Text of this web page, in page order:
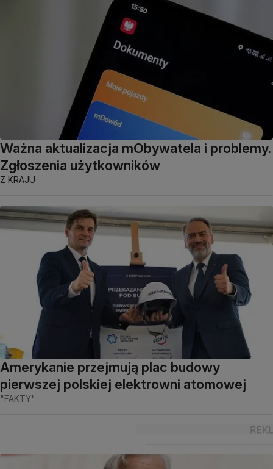
Ważna aktualizacja mObywatela i problemy.
Zgłoszenia użytkowników
Z KRAJU
Amerykanie przejmują plac budowy
pierwszej polskiej elektrowni atomowej
"FAKTY"